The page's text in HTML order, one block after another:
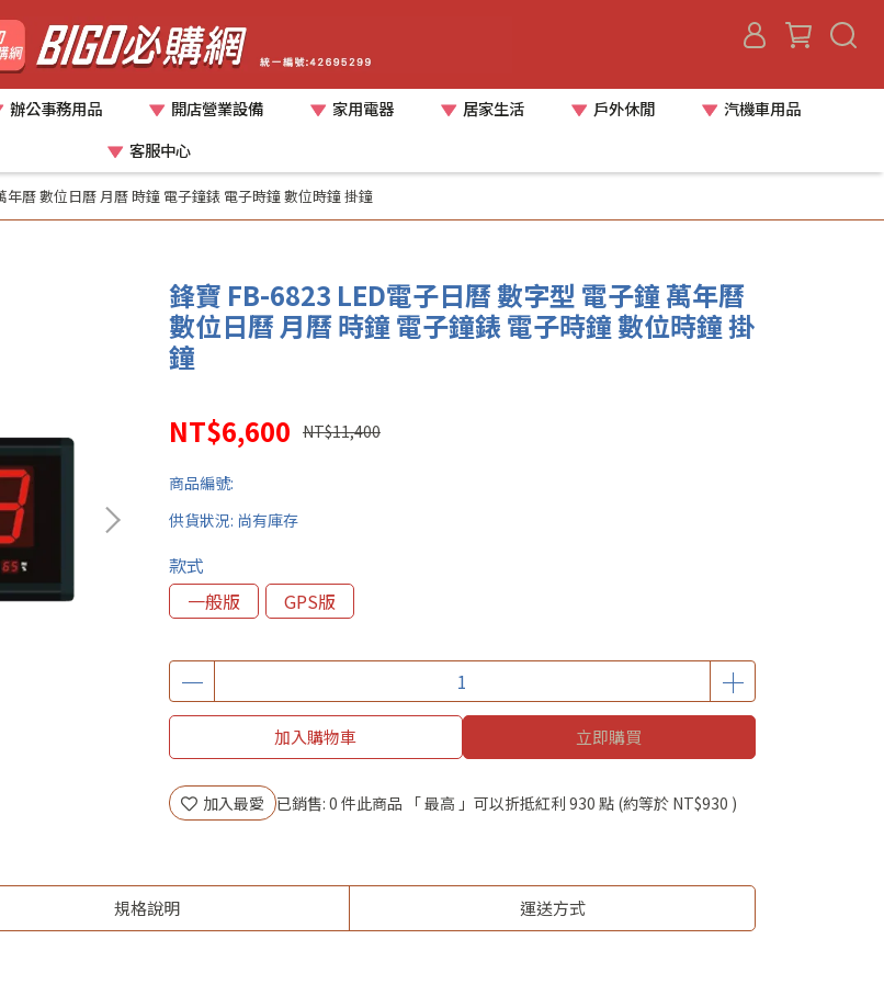
辦公事務用品 開店營業設備 家用電器 居家生活 戶外休閒
汽機車用品
客服中心
曆 數位日曆 月曆 時鐘 電子鐘錶 電子時鐘 數位時鐘 掛鐘
鋒寶 FB-6823 LED電子日曆 數字型 電子鐘 萬年曆
數位日曆 月曆 時鐘 電子鐘錶 電子時鐘 數位時鐘 掛
鐘
NT$6,600 NT$11,400
商品編號:
供貨狀況: 尚有庫存
款式
一般版
GPS版
加入購物車 立即購買
加入最愛 已銷售: 0 件此商品 「 最高 」可以折抵紅利 930 點 (約等於 NT$930 )
規格說明 運送方式